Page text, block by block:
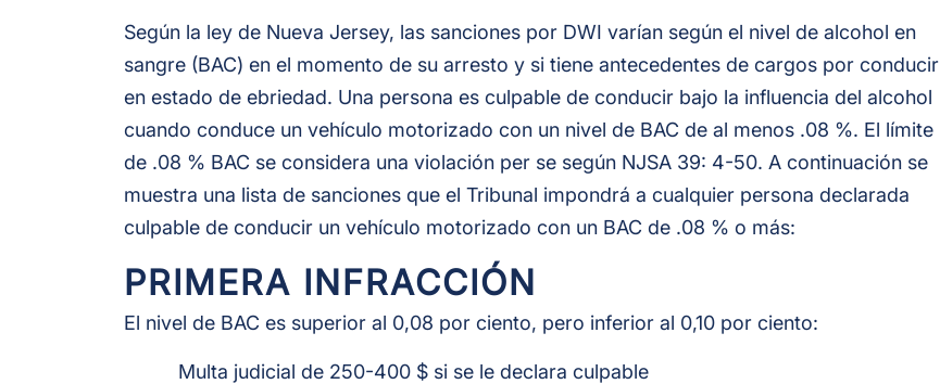
Según la ley de Nueva Jersey, las sanciones por DWI varían según el nivel de alcohol en
sangre (BAC) en el momento de su arresto y si tiene antecedentes de cargos por conducir
en estado de ebriedad. Una persona es culpable de conducir bajo la influencia del alcohol
cuando conduce un vehículo motorizado con un nivel de BAC de al menos .08 %. El límite
de .08 % BAC se considera una violación per se según NJSA 39: 4-50. A continuación se
muestra una lista de sanciones que el Tribunal impondrá a cualquier persona declarada
culpable de conducir un vehículo motorizado con un BAC de .08 % o más:
PRIMERA INFRACCIÓN
El nivel de BAC es superior al 0,08 por ciento, pero inferior al 0,10 por ciento:
Multa judicial de 250-400 $ si se le declara culpable